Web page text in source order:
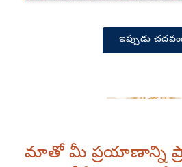
ఇప్పుడు
మాతో మీ ప్రయాణాన్ని